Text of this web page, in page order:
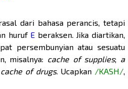
dari bahasa perancis, tetapi
huruf E beraksen. Jika diartikan,
persembunyian atau sesuatu
misalnya: cache of supplies; a
of drugs. Ucapkan /KASH/,